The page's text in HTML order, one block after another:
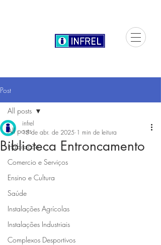
Post
All posts
Habitação
Comercio e Serviços
Ensino e Cultura
Saúde
Instalações Agrícolas
Instalações Industriais
Complexos Desportivos
All posts
Biblioteca Entroncamento
infrel
15 de abr. de 2025 1 min de leitura